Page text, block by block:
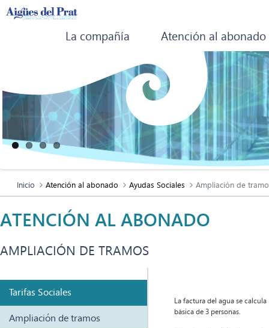
La compañía Atención al abonado
Inicio Atención al abonado Ayudas Sociales Ampliación de
ATENCIÓN AL ABONADO
AMPLIACIÓN DE TRAMOS
Tarifas Sociales
Ampliación de tramos
La factura del agua se
básica de 3 personas.